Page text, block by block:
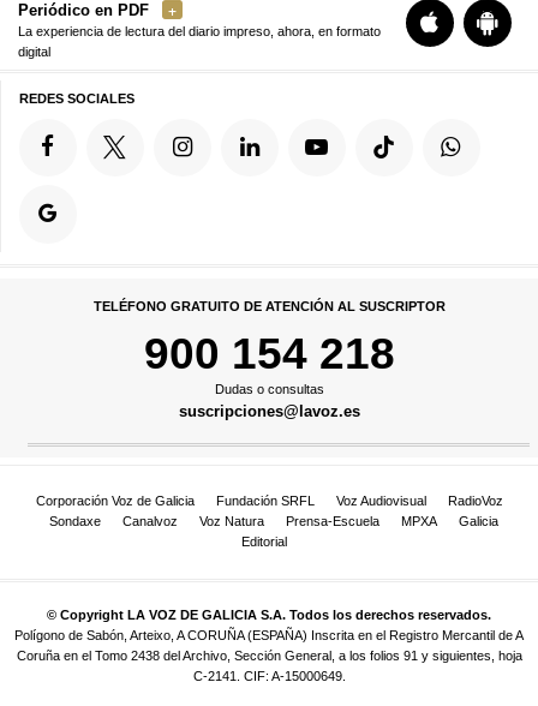
Periódico en PDF
La experiencia de lectura del diario impreso, ahora, en formato
digital
REDES SOCIALES
TELÉFONO GRATUITO DE ATENCIÓN AL SUSCRIPTOR
900 154 218
Dudas o consultas
suscripciones@lavoz.es
Corporación Voz de Galicia Fundación SRFL Voz Audiovisual
RadioVoz
Sondaxe
Canalvoz Voz Natura Prensa-Escuela MPXA
Galicia
Editorial
© Copyright LA VOZ DE GALICIA S.A. Todos los derechos reservados.
Polígono de Sabón, Arteixo, A CORUÑA (ESPAÑA) Inscrita en el Registro Mercantil de A
Coruña en el Tomo 2438 del Archivo, Sección General, a los folios 91 y siguientes, hoja
C-2141. CIF: A-15000649.